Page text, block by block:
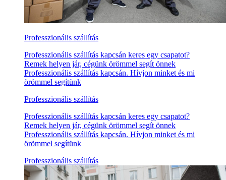
Professzionális szállítás
Professzionális szállítás kapcsán keres egy csapatot?
Remek helyen jár, cégünk örömmel segít önnek
Professzionális szállítás kapcsán. Hívjon minket és mi
örömmel segítünk
Professzionális szállítás
Professzionális szállítás kapcsán keres egy csapatot?
Remek helyen jár, cégünk örömmel segít önnek
Professzionális szállítás kapcsán. Hívjon minket és mi
örömmel segítünk
Professzionális szállítás